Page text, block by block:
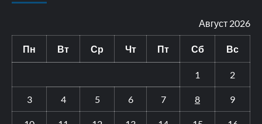
Август 2026
Пн Вт Ср Чт Пт Сб Вс
1 2
3 4 5 6 7 8 9